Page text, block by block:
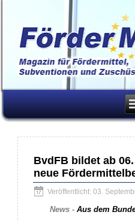
BvdFB bildet ab
neue
Veröffentlicht: 03.
News - Aus dem